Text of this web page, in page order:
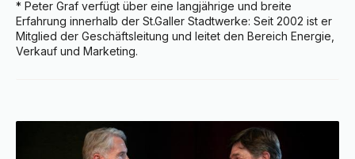
* Peter Graf verfügt über eine langjährige und breite
Erfahrung innerhalb der St.Galler Stadtwerke: Seit 2002 ist er
Mitglied der Geschäftsleitung und leitet den Bereich Energie,
Verkauf und Marketing.